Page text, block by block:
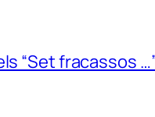
“Set fracassos